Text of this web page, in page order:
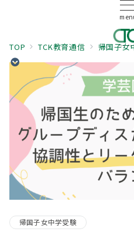
TOP TCK教育通信 帰国子女
帰国子女中学受験